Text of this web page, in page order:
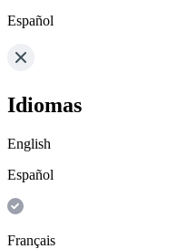
Español
Idiomas
English
Español
Français